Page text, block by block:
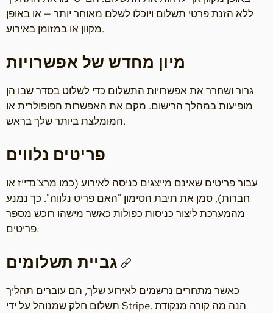
ללא הזנת פרטי תשלום ויוכלו לשלם מאוחר יותר — או באופן
מקוון או במזומן באירוע.
מיון מחדש של אפשרויות
גרור ושחרר את אפשרויות התשלום כדי לשלוט בסדר שבו הן
מופיעות במהלך הרישום. מקם את האפשרות הפופולרית או
המומלצת ביותר שלך בראש.
פריטים נלווים
עבור פריטים שאינם מייצגים כניסה לאירוע (כמו מרצ'נדייז או
חברות), סמן את תיבת הסימון "האם פריט נלווה". כך נמנע
מהמערכת ליצור כניסות כפולות כאשר מישהו רוכש מספר
פריטים.
כאשר מתחרים נרשמים לאירוע שלך, הם עוברים תהליך
תשלום חלק שמנוהל על ידי Stripe. הנה מה קורה מנקודת